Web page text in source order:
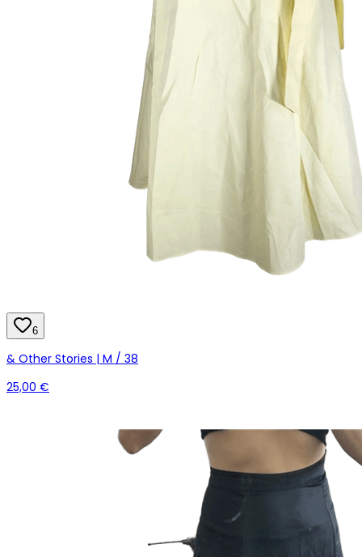
6
& Other Stories | M / 38
25,00 €